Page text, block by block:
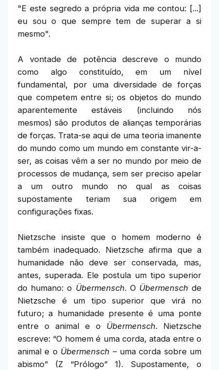
"E este segredo a própria vida me contou: [...]
eu sou o que sempre tem de superar a si
mesmo".
A vontade de potência descreve o mundo
como algo constituído, em um nível
fundamental, por uma diversidade de forças
que competem entre si; os objetos do mundo
aparentemente estáveis (incluindo nós
mesmos) são produtos de alianças temporárias
de forças. Trata-se aqui de uma teoria imanente
do mundo como um mundo em constante vir-a-
ser, as coisas vêm a ser no mundo por meio de
processos de mudança, sem ser preciso apelar
a um outro mundo no qual as coisas
supostamente teriam sua origem em
configurações fixas.
Nietzsche insiste que o homem moderno é
também inadequado. Nietzsche afirma que a
humanidade não deve ser conservada, mas,
antes, superada. Ele postula um tipo superior
do humano: o Übermensch. O Übermenschde
Nietzsche é um tipo superior que virá no
futuro; a humanidade presente é uma ponte
entre o animal e o Übermensch. Nietzsche
escreve: “O homem é uma corda, atada entre o
animal e o Übermensch – uma corda sobre um
abismo” (Z “Prólogo” 1). Supostamente, o